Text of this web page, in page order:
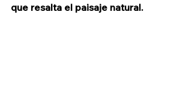
que resalta el paisaje natural.